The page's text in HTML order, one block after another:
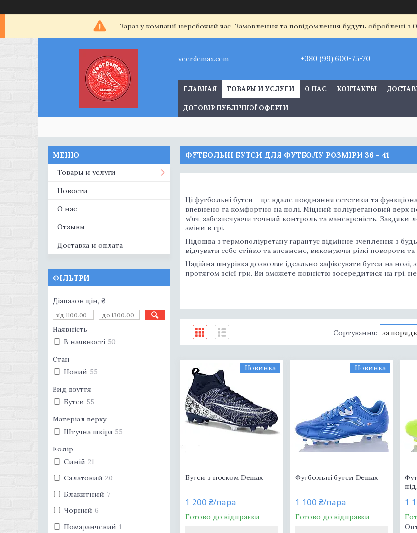
Зараз у компанії неробочий час. Замовлення та повідомлення будуть оброблені
veerdemax.com +380 (99) 600-75-70
ГЛАВНАЯ ТОВАРЫ И УСЛУГИ О НАС КОНТАКТЫ
ДОГОВІР ПУБЛІЧНОЇ ОФЕРТИ
ФУТБОЛЬНІ БУТСИ ДЛЯ ФУТБОЛУ РОЗМІРИ 36 - 41
Ці футбольні бутси – це вдале поєднання естетики та
впевнено та комфортно на полі. Міцний поліуретановий верх
м'яч, забезпечуючи точний контроль та маневреність. Завдяки
зміни в грі.
Підошва з термополіуретану гарантує відмінне зчеплення з
відчувати себе стійко та впевнено, виконуючи різкі повороти
Надійна шнурівка дозволяє ідеально зафіксувати бутси на
протягом всієї гри. Ви зможете повністю зосередитися на грі,
Новинка
Бутси з носком Demax
1 200 ₴/пара
Готово до відправки
Новинка
Футбольні бутси Demax
1 100 ₴/пара
Готово до відправки
1
Товары и услуги
Новости
О нас
Отзывы
Доставка и оплата
ФІЛЬТРИ
Діапазон цін, ₴
Наявність
В наявності 50
Стан
Новий 55
Вид взуття
Бутси 55
Матеріал верху
Штучна шкіра 55
Колір
Синій 21
Салатовий 20
Блакитний 7
Чорний 6
Помаранчевий 1